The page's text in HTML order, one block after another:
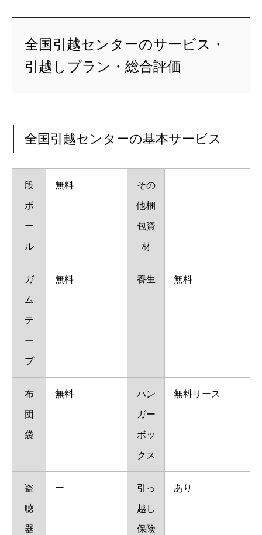
全国引越センターのサービス・
引越しプラン・総合評価
全国引越センターの基本サービス
段
ボ
ー
ル
無料 その
他梱
包資
材
ガ
ム
テ
ー
プ
無料 養生 無料
布
団
袋
無料 ハン
ガー
ボッ
クス
無料リース
盗
聴
器
ー 引っ
越し
保険
あり